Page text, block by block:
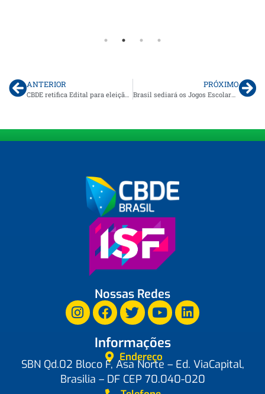
ANTERIOR PRÓXIMO
Brasil sediará os Jogos Escolares Sul-Americanos 2025 em Brasília
Nossas Redes
Informações
Endereço
SBN Qd.02 Bloco F, Asa Norte – Ed. ViaCapital,
Brasilia – DF CEP 70.040-020